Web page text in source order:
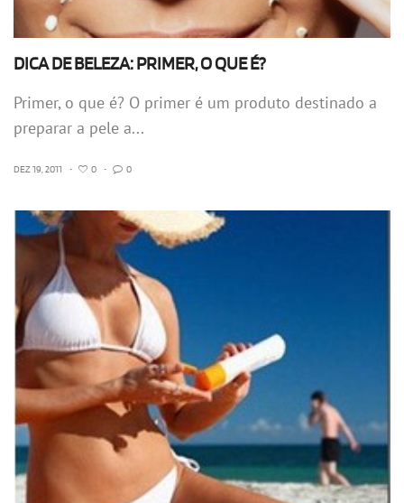
DICA DE BELEZA: PRIMER, O QUE É?
Primer, o que é? O primer é um produto destinado a
preparar a pele a...
DEZ 19, 2011 • 0 • 0